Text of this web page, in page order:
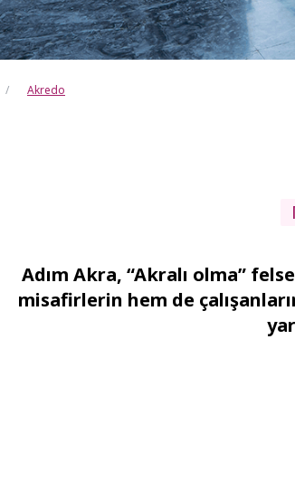
Akredo
Adım Akra, “Akralı olma”
misafirlerin hem de